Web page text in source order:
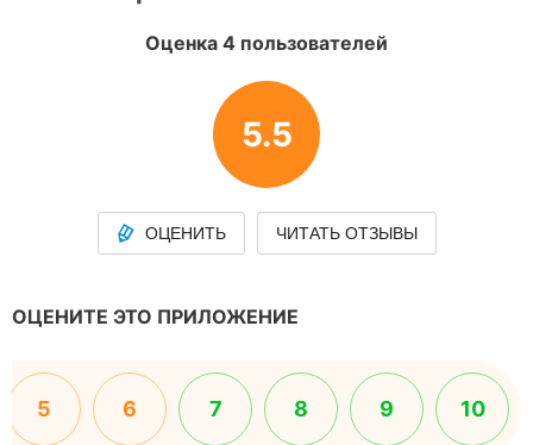
Оценка 4 пользователей
5.5
ОЦЕНИТЬ ЧИТАТЬ ОТЗЫВЫ
ОЦЕНИТЕ ЭТО ПРИЛОЖЕНИЕ
5 6 7 8 9 10